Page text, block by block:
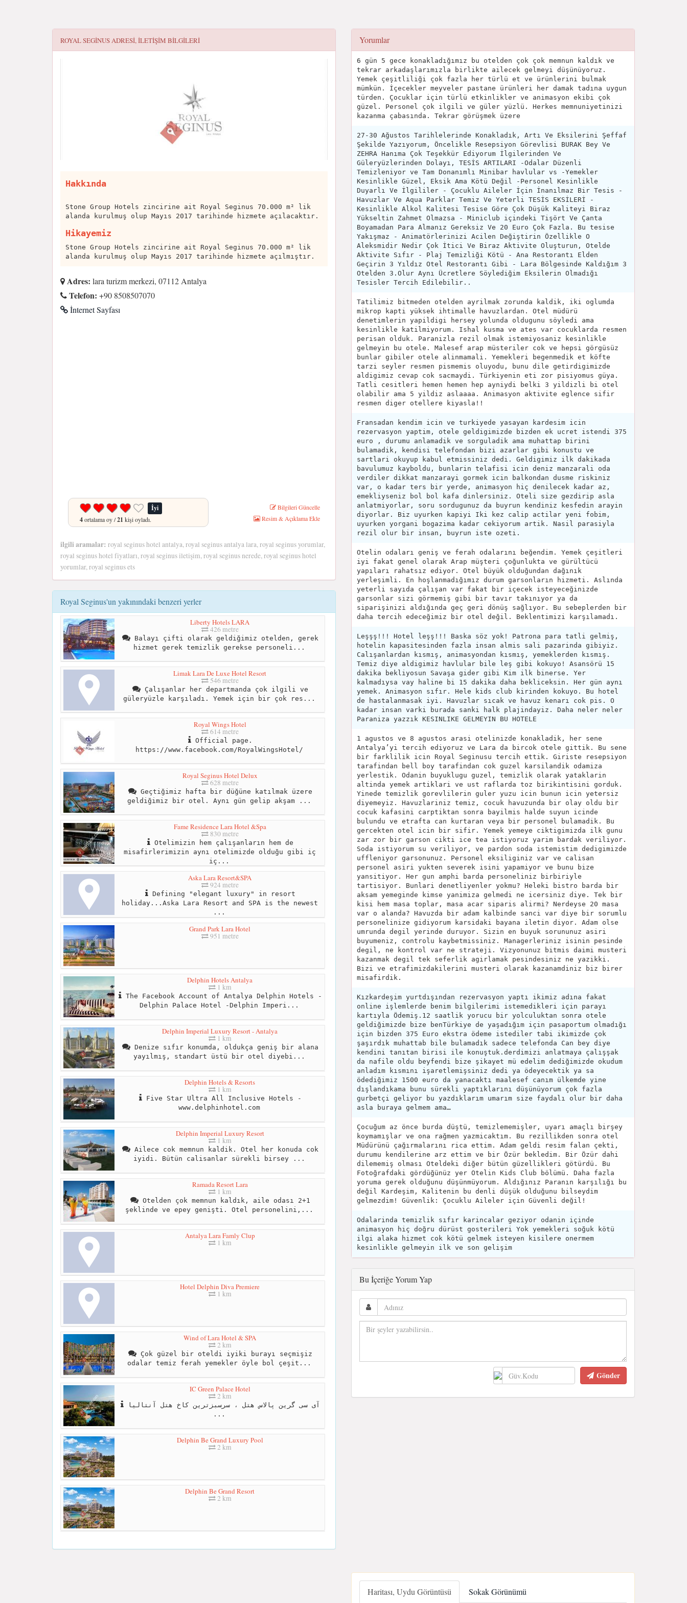
ROYAL SEGINUSADRESI, ILETIŞIM BILGILERI
Hakkında
Stone Group Hotels zincirine ait Royal Seginus 70.000 m² lik
alanda kurulmuş olup Mayıs 2017 tarihinde hizmete açılacaktır.
Hikayemiz
Stone Group Hotels zincirine ait Royal Seginus 70.000 m² lik
alanda kurulmuş olup Mayıs 2017 tarihinde hizmete açılmıştır.
Adres: lara turizm merkezi, 07112 Antalya
Telefon: +90 8508507070
İnternet Sayfası
İyi
4ortalama oy /21 kişi oyladı.
Bilgileri Güncelle
Resim & Açıklama Ekle
ilgili aramalar: royal seginus hotel antalya, royal seginus antalya lara, royal seginus yorumlar,
royal seginus hotel fiyatları, royal seginus iletişim, royal seginus nerede, royal seginus hotel
yorumlar, royal seginus ets
Royal Seginus'un yakınındaki benzeri yerler
Liberty Hotels LARA
426 metre
Balayı çifti olarak geldiğimiz otelden, gerek
hizmet gerek temizlik gerekse personeli...
Limak Lara De Luxe Hotel Resort
546 metre
Çalışanlar her departmanda çok ilgili ve
güleryüzle karşıladı. Yemek için bir çok res...
Royal Wings Hotel
614 metre
Official page.
https://www.facebook.com/RoyalWingsHotel/
Royal Seginus Hotel Delux
628 metre
Geçtiğimiz hafta bir düğüne katılmak üzere
geldiğimiz bir otel. Aynı gün gelip akşam ...
Fame Residence Lara Hotel &Spa
830 metre
Otelimizin hem çalışanların hem de
misafirlerimizin aynı otelimizde olduğu gibi iç
iç...
Aska Lara Resort&SPA
924 metre
Defining "elegant luxury" in resort
holiday...Aska Lara Resort and SPA is the newest
...
Grand Park Lara Hotel
951 metre
Delphin Hotels Antalya
1 km
The Facebook Account of Antalya Delphin Hotels -
Delphin Palace Hotel -Delphin Imperi...
Delphin Imperial Luxury Resort - Antalya
1 km
Denize sıfır konumda, oldukça geniş bir alana
yayılmış, standart üstü bir otel diyebi...
Delphin Hotels & Resorts
1 km
Five Star Ultra All Inclusive Hotels -
www.delphinhotel.com
Delphin Imperial Luxury Resort
1 km
Ailece cok memnun kaldik. Otel her konuda cok
iyidi. Bütün calisanlar sürekli birsey ...
Ramada Resort Lara
1 km
Otelden çok memnun kaldık, aile odası 2+1
şeklinde ve epey genişti. Otel personelini,...
Antalya Lara Famly Clup
1 km
Hotel Delphin Diva Premiere
1 km
Wind of Lara Hotel & SPA
2 km
Çok güzel bir oteldi iyiki burayı seçmişiz
odalar temiz ferah yemekler öyle bol çeşit...
IC Green Palace Hotel
2 km
...
Delphin Be Grand Luxury Pool
2 km
Delphin Be Grand Resort
2 km
Yorumlar
6 gün 5 gece konakladığımız bu otelden çok çok memnun kaldık ve
tekrar arkadaşlarımızla birlikte ailecek gelmeyi düşünüyoruz.
Yemek çeşitliliği çok fazla her türlü et ve ürünlerini bulmak
mümkün. İçecekler meyveler pastane ürünleri her damak tadına uygun
türden. Çocuklar için türlü etkinlikler ve animasyon ekibi çok
güzel. Personel çok ilgili ve güler yüzlü. Herkes memnuniyetinizi
kazanma çabasında. Tekrar görüşmek üzere
27-30 Ağustos Tarihlelerinde Konakladık, Artı Ve Eksilerini Şeffaf
Şekilde Yazıyorum, Öncelikle Resepsiyon Görevlisi BURAK Bey Ve
ZEHRA Hanıma Çok Teşekkür Ediyorum İlgilerinden Ve
Güleryüzlerinden Dolayı, TESİS ARTILARI -Odalar Düzenli
Temizleniyor ve Tam Donanımlı Minibar havlular vs -Yemekler
Kesinlikle Güzel, Eksik Ama Kötü Değil -Personel Kesinlikle
Duyarlı Ve İlgililer - Çocuklu Aileler İçin İnanılmaz Bir Tesis -
Havuzlar Ve Aqua Parklar Temiz Ve Yeterli TESİS EKSİLERİ -
Kesinlikle Alkol Kalitesi Tesise Göre Çok Düşük Kaliteyi Biraz
Yükseltin Zahmet Olmazsa - Miniclub içindeki Tişört Ve Çanta
Boyamadan Para Almanız Gereksiz Ve 20 Euro Çok Fazla. Bu tesise
Yakışmaz - Animatörlerinizi Acilen Değiştirin Özellikle O
Aleksmidir Nedir Çok İtici Ve Biraz Aktivite Oluşturun, Otelde
Aktivite Sıfır - Plaj Temizliği Kötü - Ana Restorantı Elden
Geçirin 3 Yıldız Otel Restorantı Gibi - Lara Bölgesinde Kaldığım 3
Otelden 3.Olur Aynı Ücretlere Söylediğim Eksilerin Olmadığı
Tesisler Tercih Edilebilir..
Tatilimiz bitmeden otelden ayrilmak zorunda kaldik, iki oglumda
mikrop kapti yüksek ihtimalle havuzlardan. Otel müdürü
denetimlerin yapildigi hersey yolunda oldugunu söyledi ama
kesinlikle katilmiyorum. Ishal kusma ve ates var cocuklarda resmen
perisan olduk. Paranizla rezil olmak istemiyosaniz kesinlikle
gelmeyin bu otele. Malesef arap müsteriler cok ve hepsi görgüsüz
bunlar gibiler otele alinmamali. Yemekleri begenmedik et köfte
tarzi seyler resmen pismemis oluyodu, bunu dile getirdigimizde
aldigimiz cevap cok sacmaydi. Türkiyenin eti zor pisiyomus güya.
Tatli cesitleri hemen hemen hep ayniydi belki 3 yildizli bi otel
olabilir ama 5 yildiz aslaaaa. Animasyon aktivite eglence sifir
resmen diger otellere kiyasla!!
Fransadan kendim icin ve turkiyede yasayan kardesim icin
rezervasyon yaptim, otele geldigimizde bizden ek ucret istendi 375
euro , durumu anlamadik ve sorguladik ama muhattap birini
bulamadik, kendisi telefondan bizi azarlar gibi konustu ve
sartlari okuyup kabul etmissiniz dedi. Geldigimiz ilk dakikada
bavulumuz kayboldu, bunlarin telafisi icin deniz manzarali oda
verdiler dikkat manzarayi gormek icin balkondan dusme riskiniz
var, o kadar ters bir yerde, animasyon hiç denilecek kadar az,
emekliyseniz bol bol kafa dinlersiniz. Oteli size gezdirip asla
anlatmiyorlar, soru sordugunuz da buyrun kendiniz kesfedin arayin
diyorlar. Biz uyurken kapiyi Iki kez calip actilar yeni fobim,
uyurken yorgani bogazima kadar cekiyorum artik. Nasil parasiyla
rezil olur bir insan, buyrun iste ozeti.
Otelin odaları geniş ve ferah odalarını beğendim. Yemek çeşitleri
iyi fakat genel olarak Arap müşteri çoğunlukta ve gürültücü
yapıları rahatsız ediyor. Otel büyük olduğundan dağınık
yerleşimli. En hoşlanmadığımız durum garsonların hizmeti. Aslında
yeterli sayıda çalışan var fakat bir içecek isteyeceğinizde
garsonlar sizi görmemiş gibi bir tavır takınıyor ya da
siparişinizi aldığında geç geri dönüş sağlıyor. Bu sebeplerden bir
daha tercih edeceğimiz bir otel değil. Beklentimizi karşılamadı.
Leşşş!!! Hotel leşş!!! Baska söz yok! Patrona para tatli gelmiş,
hotelin kapasitesinden fazla insan almis sali pazarinda gibiyiz.
Calışanlardan kısmış, animasyondan kısmış, yemeklerden kısmış.
Temiz diye aldigimiz havlular bile leş gibi kokuyo! Asansörü 15
dakika bekliyosun Savaşa gider gibi Kim ilk binerse. Yer
kalmadıysa vay haline bi 15 dakika daha bekliceksin. Her gün aynı
yemek. Animasyon sıfır. Hele kids club kirinden kokuyo. Bu hotel
de hastalanmasak iyi. Havuzlar sıcak ve havuz kenarı cok pis. O
kadar insan varki burada sanki halk plajindayiz. Daha neler neler
Paraniza yazzık KESINLIKE GELMEYIN BU HOTELE
1 agustos ve 8 agustos arasi otelinizde konakladik, her sene
Antalya’yi tercih ediyoruz ve Lara da bircok otele gittik. Bu sene
bir farklilik icin Royal Seginusu tercih ettik. Giriste resepsiyon
tarafindan bell boy tarafindan cok guzel karsilandik odamiza
yerlestik. Odanin buyuklugu guzel, temizlik olarak yataklarin
altinda yemek artiklari ve ust raflarda toz birikintisini gorduk.
Yinede temizlik gorevlilerin guler yuzu icin bunun icin yetersiz
diyemeyiz. Havuzlariniz temiz, cocuk havuzunda bir olay oldu bir
cocuk kafasini carptiktan sonra bayilmis halde suyun icinde
bulundu ve etrafta can kurtaran veya bir personel bulamadik. Bu
gercekten otel icin bir sifir. Yemek yemeye ciktigimizda ilk gunu
zar zor bir garson cikti ice tea istiyoruz yarim bardak veriliyor.
Soda istiyorum su veriliyor, ve pardon soda istemistim dedigimizde
uffleniyor garsonunuz. Personel eksiliginiz var ve calisan
personel asiri yukten severek isini yapamiyor ve bunu bize
yansitiyor. Her gun amphi barda personeliniz birbiriyle
tartisiyor. Bunlari denetliyenler yokmu? Heleki bistro barda bir
aksam yemeginde kimse yanimiza gelmedi ne icersiniz diye. Tek bir
kisi hem masa toplar, masa acar siparis alirmi? Nerdeyse 20 masa
var o alanda? Havuzda bir adam kalbinde sanci var diye bir sorumlu
personelinize gidiyorum karsidaki bayana iletin diyor. Adam olse
umrunda degil yerinde duruyor. Sizin en buyuk sorununuz asiri
buyumeniz, controlu kaybetmissiniz. Managerleriniz isinin pesinde
degil, ne kontrol var ne strateji. Vizyonunuz bitmis daimi musteri
kazanmak degil tek seferlik agirlamak pesindesiniz ne yazikki.
Bizi ve etrafimizdakilerini musteri olarak kazanamdiniz biz birer
misafirdik.
Kızkardeşim yurtdışından rezervasyon yaptı ikimiz adına fakat
online işlemlerde benim bilgilerimi istemedikleri için parayı
kartıyla Ödemiş.12 saatlik yorucu bir yolculuktan sonra otele
geldiğimizde bize benTürkiye de yaşadığım için pasaportum olmadığı
için bizden 375 Euro ekstra ödeme istediler tabi ikimizde çok
şaşırdık muhattab bile bulamadık sadece telefonda Can bey diye
kendini tanıtan birisi ile konuştuk.derdimizi anlatmaya çalışşak
da nafile oldu beyfendi bize şikayet mü edelim dediğimizde okudum
anladım kısmını işaretlemişsiniz dedi ya ödeyecektik ya sa
ödediğimiz 1500 euro da yanacaktı maalesef canım ülkemde yine
dışlandıkama bunu sürekli yaptıklarını düşünüyorum çok fazla
gurbetçi geliyor bu yazdıklarım umarım size faydalı olur bir daha
asla buraya gelmem ama…
Çocuğum az önce burda düştü, temizlememişler, uyarı amaçlı birşey
koymamışlar ve ona rağmen yazmicaktım. Bu rezillikden sonra otel
Müdürünü çağırmalarını rica ettim. Adam geldi resim falan çekti,
durumu kendilerine arz ettim ve bir Özür bekledim. Bir Özür dahi
dilememiş olması Oteldeki diğer bütün güzellikleri götürdü. Bu
Fotoğrafdaki gördüğünüz yer Otelin Kids Club bölümü. Daha fazla
yoruma gerek olduğunu düşünmüyorum. Aldığınız Paranın karşılığı bu
değil Kardeşim, Kalitenin bu denli düşük olduğunu bilseydim
gelmezdim! Güvenlik: Çocuklu Aileler için Güvenli değil!
Odalarinda temizlik sıfır karincalar geziyor odanin içinde
animasyon hiç doğru dürüst gosterileri Yok yemekleri soğuk kötü
ilgi alaka hizmet cok kötü gelmek isteyen kisilere onermem
kesinlikle gelmeyin ilk ve son gelişim
Bu İçeriğe Yorum Yap
Gönder
Haritası, Uydu Görüntüsü Sokak Görünümü